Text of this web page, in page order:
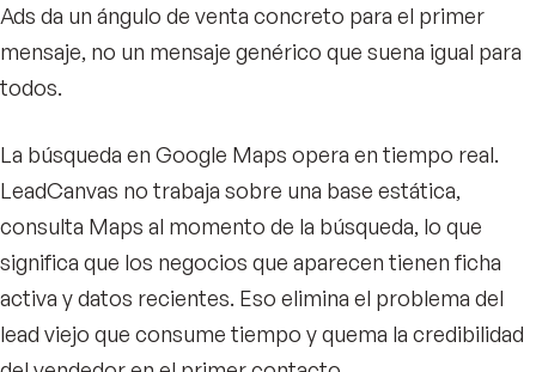
Ads da un ángulo de venta concreto para el primer
mensaje, no un mensaje genérico que suena igual para
todos.
La búsqueda en Google Maps opera en tiempo real.
LeadCanvas no trabaja sobre una base estática,
consulta Maps al momento de la búsqueda, lo que
significa que los negocios que aparecen tienen ficha
activa y datos recientes. Eso elimina el problema del
lead viejo que consume tiempo y quema la credibilidad